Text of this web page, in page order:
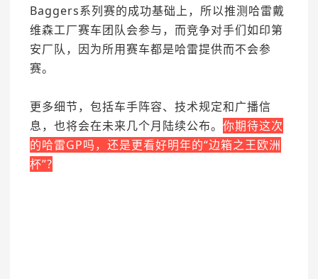
Baggers系列赛的成功基础上，所以推测哈雷戴
维森工厂赛车团队会参与，而竞争对手们如印第
安厂队，因为所用赛车都是哈雷提供而不会参
赛。
更多细节，包括车手阵容、技术规定和广播信
息，也将会在未来几个月陆续公布。你期待这次
的哈雷GP吗，还是更看好明年的“边箱之王欧洲
杯”?